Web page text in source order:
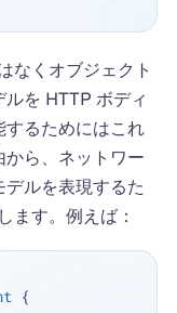
なくオブジェクト
を HTTP ボディ
するためにはこれ
ら、ネットワー
ルを表現するた
ます。例えば：
{